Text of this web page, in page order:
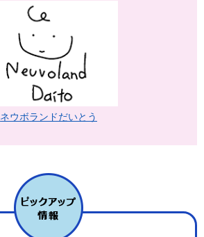
ネウボランドだいとう